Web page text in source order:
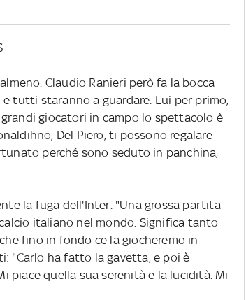
Claudio Ranieri però fa la bocca
tutti staranno a guardare. Lui per primo,
giocatori in campo lo spettacolo è
Del Piero, ti possono regalare
perché sono seduto in panchina,
la fuga dell'Inter. "Una grossa partita
italiano nel mondo. Significa tanto
fino in fondo ce la giocheremo in
"Carlo ha fatto la gavetta, e poi è
piace quella sua serenità e la lucidità. Mi